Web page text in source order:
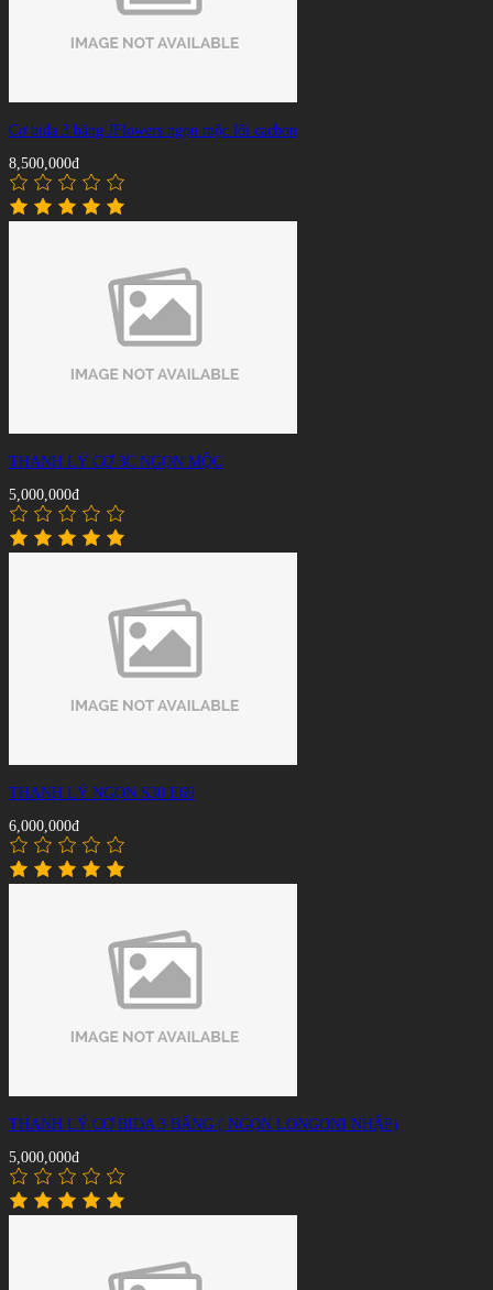
Cơ bida 3 băng JFlowers ngọn mộc lõi cacbon
8,500,000đ
THANH LÝ CƠ 3C NGỌN MỘC
5,000,000đ
THANH LÝ NGỌN S30 E69
6,000,000đ
THANH LÝ CƠ BIDA 3 BĂNG ( NGỌN LONGONI NHẬP)
5,000,000đ